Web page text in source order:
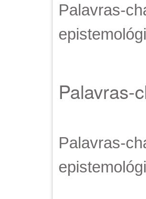
Palavras-
Palavras-
Palavras-